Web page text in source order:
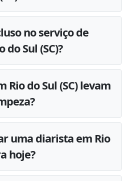
no serviço de
Sul (SC)?
Rio do Sul (SC) levam
uma diarista em Rio
hoje?